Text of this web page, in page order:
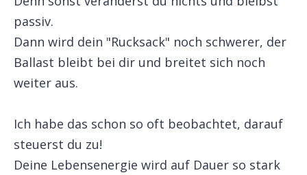
passiv.
Dann wird dein "Rucksack" noch schwerer, der
Ballast bleibt bei dir und breitet sich noch
weiter aus.
Ich habe das schon so oft beobachtet, darauf
steuerst du zu!
Deine Lebensenergie wird auf Dauer so stark